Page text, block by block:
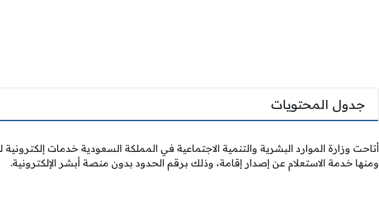
جدول المحتويات
أتاحت وزارة الموارد البشرية والتنمية الاجتماعية في المملكة السعودية خدمات إلكترونية
ومنها خدمة الاستعلام عن إصدار إقامة، وذلك برقم الحدود بدون منصة أبشر الإلكترونية.